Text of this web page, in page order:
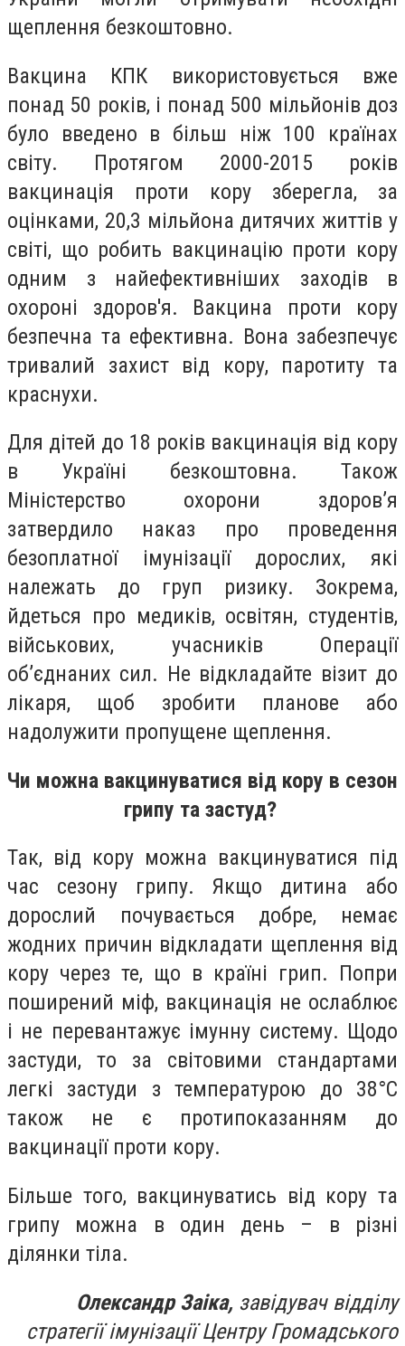
щеплення безкоштовно.
Вакцина КПК використовується вже
понад 50 років, і понад 500 мільйонів доз
було введено в більш ніж 100 країнах
світу. Протягом 2000-2015 років
вакцинація проти кору зберегла, за
оцінками, 20,3 мільйона дитячих життів у
світі, що робить вакцинацію проти кору
одним з найефективніших заходів в
охороні здоров'я. Вакцина проти кору
безпечна та ефективна. Вона забезпечує
тривалий захист від кору, паротиту та
краснухи.
Для дітей до 18 років вакцинація від кору
в Україні безкоштовна. Також
Міністерство охорони здоров’я
затвердило наказ про проведення
безоплатної імунізації дорослих, які
належать до груп ризику. Зокрема,
йдеться про медиків, освітян, студентів,
військових, учасників Операції
об’єднаних сил. Не відкладайте візит до
лікаря, щоб зробити планове або
надолужити пропущене щеплення.
Чи можна вакцинуватися від кору в сезон
грипу та застуд?
Так, від кору можна вакцинуватися під
час сезону грипу. Якщо дитина або
дорослий почувається добре, немає
жодних причин відкладати щеплення від
кору через те, що в країні грип. Попри
поширений міф, вакцинація не ослаблює
і не перевантажує імунну систему. Щодо
застуди, то за світовими стандартами
легкі застуди з температурою до 38°С
також не є протипоказанням до
вакцинації проти кору.
Більше того, вакцинуватись від кору та
грипу можна в один день – в різні
ділянки тіла.
Олександр Заіка, завідувач відділу
стратегії імунізації Центру Громадського